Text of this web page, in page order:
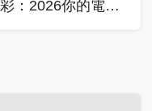
：2026你的電影